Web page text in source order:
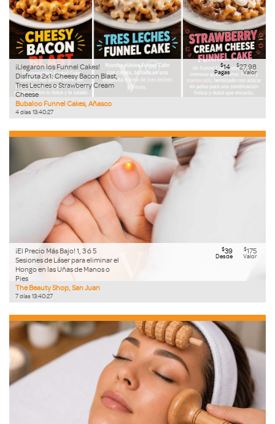
¡Llegaron los Funnel Cakes!
Disfruta 2x1: Cheesy Bacon Blast,
Tres Leches o Strawberry Cream
Cheese
Bubaloo Funnel Cakes, Añasco
4días 13:40:26
$14
Pagas
$27.98
Valor
¡El Precio Más Bajo! 1, 3 ó 5
Sesiones de Láser para eliminar el
Hongo en las Uñas de Manos o
Pies
The Beauty Shop, San Juan
7días 13:40:26
$39
Desde
$175
Valor